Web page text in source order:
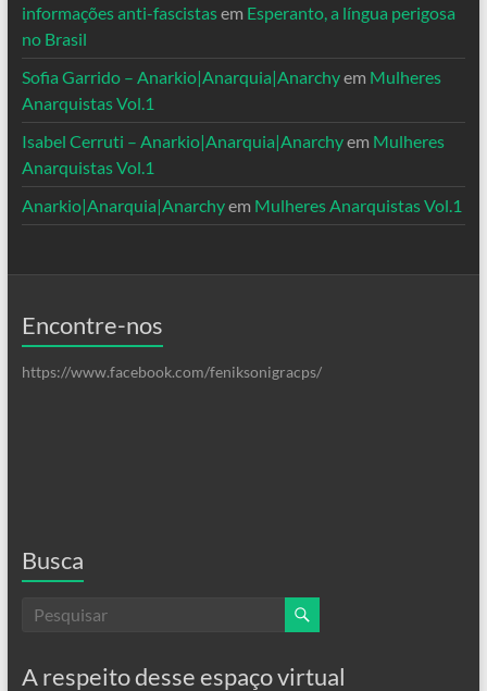
informações anti-fascistasem Esperanto, a língua perigosa
no Brasil
Sofia Garrido – Anarkio|Anarquia|Anarchyem Mulheres
Anarquistas Vol.1
Isabel Cerruti – Anarkio|Anarquia|Anarchyem Mulheres
Anarquistas Vol.1
Anarkio|Anarquia|Anarchyem Mulheres Anarquistas Vol.1
Encontre-nos
https://www.facebook.com/feniksonigracps/
Busca
A respeito desse espaço virtual